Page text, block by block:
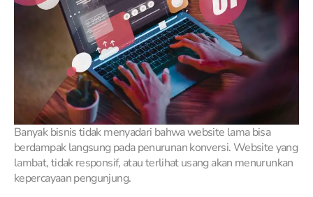
Banyak bisnis tidak menyadari bahwa website lama bisa
berdampak langsung pada penurunan konversi. Website yang
lambat, tidak responsif, atau terlihat usang akan menurunkan
kepercayaan pengunjung.